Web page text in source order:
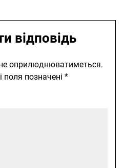
відповідь
оприлюднюватиметься.
поля позначені *